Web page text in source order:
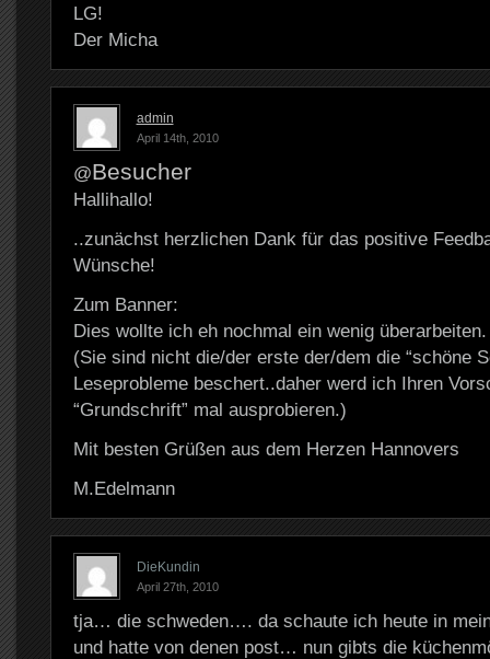
LG!
Der Micha
admin
April 14th, 2010
@Besucher
Hallihallo!
..zunächst herzlichen Dank für das positive
Wünsche!
Zum Banner:
Dies wollte ich eh nochmal ein wenig überarbeiten.
(Sie sind nicht die/der erste der/dem die “schöne
Leseprobleme beschert..daher werd ich Ihren
“Grundschrift” mal ausprobieren.)
Mit besten Grüßen aus dem Herzen Hannovers
M.Edelmann
DieKundin
April 27th, 2010
tja… die schweden…. da schaute ich heute in
und hatte von denen post… nun gibts die